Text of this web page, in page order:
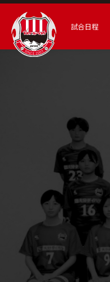
試合日程